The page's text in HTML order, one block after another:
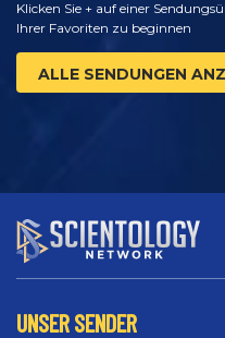
Klicken Sie + auf einer
Ihrer Favoriten zu beginnen
ALLE SENDUNGEN
UNSER SENDER